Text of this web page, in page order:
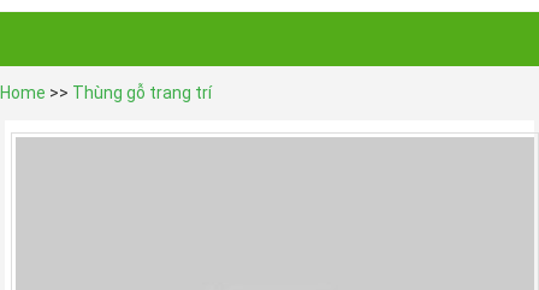
Home >> Thùng gỗ trang trí